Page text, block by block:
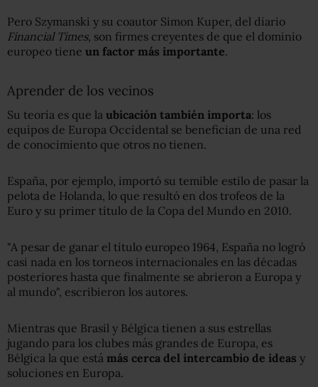
Pero Szymanski y su coautor Simon Kuper, del diario
Financial Times, son firmes creyentes de que el dominio
europeo tiene un factor más importante.
Aprender de los vecinos
Su teoría es que la ubicación también importa: los
equipos de Europa Occidental se benefician de una red
de conocimiento que otros no tienen.
España, por ejemplo, importó su temible estilo de pasar la
pelota de Holanda, lo que resultó en dos trofeos de la
Euro y su primer título de la Copa del Mundo en 2010.
"A pesar de ganar el título europeo 1964, España no logró
casi nada en los torneos internacionales en las décadas
posteriores hasta que finalmente se abrieron a Europa y
al mundo", escribieron los autores.
Mientras que Brasil y Bélgica tienen a sus estrellas
jugando para los clubes más grandes de Europa, es
Bélgica la que está más cerca del intercambio de ideas y
soluciones en Europa.